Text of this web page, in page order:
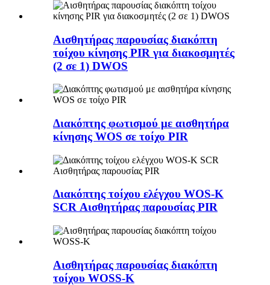
Αισθητήρας παρουσίας διακόπτη
τοίχου κίνησης PIR για διακοσμητές
(2 σε 1) DWOS
Διακόπτης φωτισμού με αισθητήρα
κίνησης WOS σε τοίχο PIR
Διακόπτης τοίχου ελέγχου WOS-K
SCR Αισθητήρας παρουσίας PIR
Αισθητήρας παρουσίας διακόπτη
τοίχου WOSS-K